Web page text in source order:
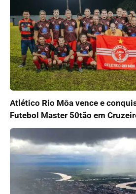
Atlético Rio Môa vence e
Futebol Master 50tão em